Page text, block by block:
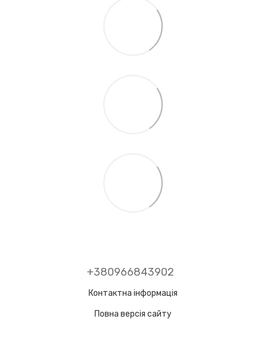
+380966843902
Контактна інформація
Повна версія сайту